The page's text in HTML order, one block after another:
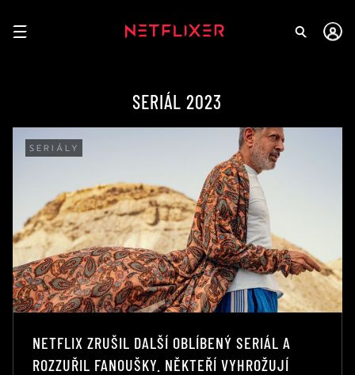
SERIÁL 2023
SERIÁLY
NETFLIX ZRUŠIL DALŠÍ OBLÍBENÝ SERIÁL A
ROZZUŘIL FANOUŠKY. NĚKTEŘÍ VYHROŽUJÍ